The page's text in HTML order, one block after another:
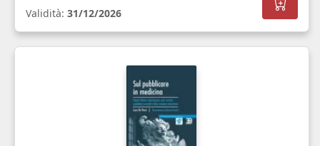
Validità: 31/12/2026